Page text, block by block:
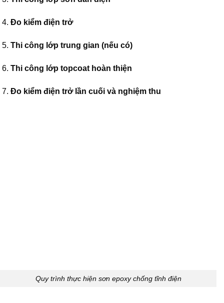
Đo kiểm điện trở
Thi công lớp trung gian (nếu có)
Thi công lớp topcoat hoàn thiện
Đo kiểm điện trở lần cuối và nghiệm thu
Quy trình thực hiện sơn epoxy chống tĩnh điện